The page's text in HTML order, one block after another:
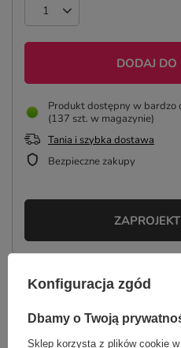
DODAJ
Produkt dostępny w bardzo
(137 szt. w magazynie)
Tania i szybka dostawa
Bezpieczne zakupy
Konfiguracja zgód
Dbamy o Twoją
Sklep korzysta z plików cookie